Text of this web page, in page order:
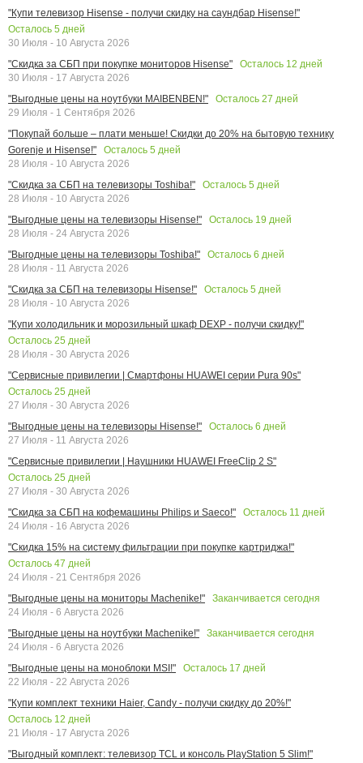
"Купи телевизор Hisense - получи скидку на саундбар Hisense!"
Осталось 5 дней
30 Июля - 10 Августа 2026
"Скидка за СБП при покупке мониторов Hisense"
Осталось 12 дней
30 Июля - 17 Августа 2026
"Выгодные цены на ноутбуки MAIBENBEN!"
Осталось 27 дней
29 Июля - 1 Сентября 2026
"Покупай больше – плати меньше! Скидки до 20% на бытовую технику
Gorenje и Hisense!"
Осталось 5 дней
28 Июля - 10 Августа 2026
"Скидка за СБП на телевизоры Toshiba!"
Осталось 5 дней
28 Июля - 10 Августа 2026
"Выгодные цены на телевизоры Hisense!"
Осталось 19 дней
28 Июля - 24 Августа 2026
"Выгодные цены на телевизоры Toshiba!"
Осталось 6 дней
28 Июля - 11 Августа 2026
"Скидка за СБП на телевизоры Hisense!"
Осталось 5 дней
28 Июля - 10 Августа 2026
"Купи холодильник и морозильный шкаф DEXP - получи скидку!"
Осталось 25 дней
28 Июля - 30 Августа 2026
"Сервисные привилегии | Смартфоны HUAWEI серии Pura 90s"
Осталось 25 дней
27 Июля - 30 Августа 2026
"Выгодные цены на телевизоры Hisense!"
Осталось 6 дней
27 Июля - 11 Августа 2026
"Сервисные привилегии | Наушники HUAWEI FreeClip 2 S"
Осталось 25 дней
27 Июля - 30 Августа 2026
"Скидка за СБП на кофемашины Philips и Saeco!"
Осталось 11 дней
24 Июля - 16 Августа 2026
"Скидка 15% на систему фильтрации при покупке картриджа!"
Осталось 47 дней
24 Июля - 21 Сентября 2026
"Выгодные цены на мониторы Machenike!"
Заканчивается сегодня
24 Июля - 6 Августа 2026
"Выгодные цены на ноутбуки Machenike!"
Заканчивается сегодня
24 Июля - 6 Августа 2026
"Выгодные цены на моноблоки MSI!"
Осталось 17 дней
22 Июля - 22 Августа 2026
"Купи комплект техники Haier, Candy - получи скидку до 20%!"
Осталось 12 дней
21 Июля - 17 Августа 2026
"Выгодный комплект: телевизор TCL и консоль PlayStation 5 Slim!"